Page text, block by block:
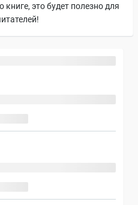
это будет полезно для